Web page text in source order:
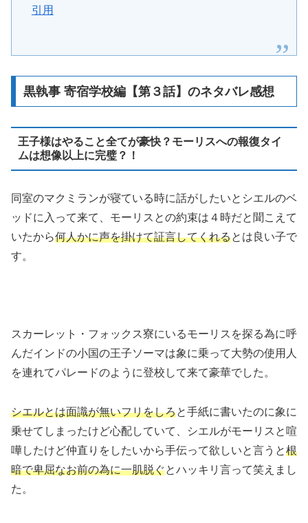
引用
黒執事 寄宿学校編【第３話】のネタバレ感想
王子様はやること全てが豪快？モーリスへの報復タイ
ムは想像以上に完璧？！
同室のマクミランが寝ている時に話がしたいとシエルのベ
ッドに入って来て、モーリスとの約束は４時だと聞こえて
いたから何人かに声を掛けて証言してくれるとは良い子で
す。
スカーレット・フォックス寮にいるモーリスを探る為に呼
んだインドの小国の王子ソーマは象に乗って大勢の使用人
を連れてパレードのように登校して来て豪華でした。
シエルとは面識が無いフリをしろと手紙に書いたのに象に
乗せてしまったけど心配していて、シエルがモーリスと喧
嘩したけど仲直りをしたいから手伝って欲しいと言うと根
暗で卑屈なお前の為に一肌脱ぐとハッキリ言って笑えまし
た。